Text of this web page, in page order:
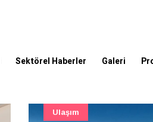
Sektörel Haberler Galeri
Güncel